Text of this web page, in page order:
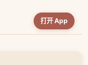
打开 App